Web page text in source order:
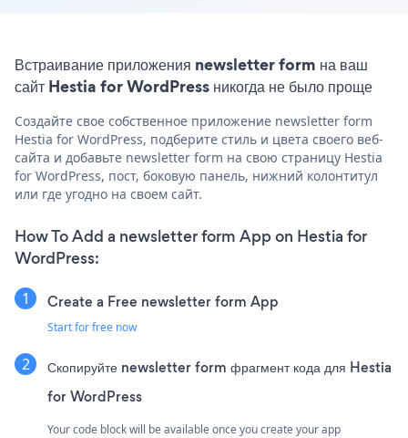
Встраивание приложения newsletter form на ваш
сайт Hestia for WordPress никогда не было проще
Создайте свое собственное приложение newsletter form
Hestia for WordPress, подберите стиль и цвета своего веб-
сайта и добавьте newsletter form на свою страницу Hestia
for WordPress, пост, боковую панель, нижний колонтитул
или где угодно на своем сайт.
How To Add a newsletter form App on Hestia for
WordPress:
Create a Free newsletter form App
Start for free now
Скопируйте newsletter form фрагмент кода для Hestia
for WordPress
Your code block will be available once you create your app